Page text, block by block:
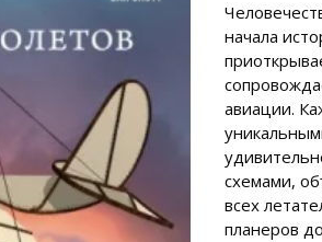
начала
авиации.
схемами,
всех
планеров